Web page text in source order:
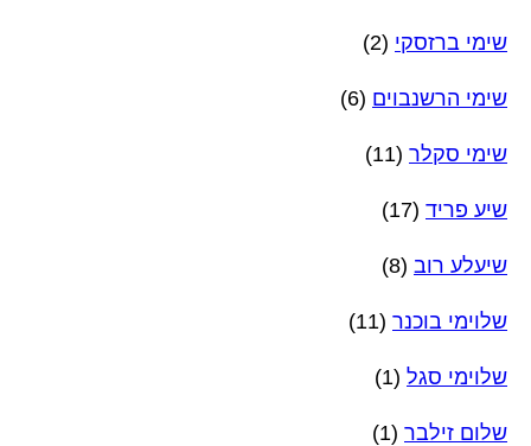
שימי ברזסקי (2)
שימי הרשנבוים (6)
שימי סקלר (11)
שיע פריד (17)
שיעלע רוב (8)
שלוימי בוכנר (11)
שלוימי סגל (1)
שלום זילבר (1)